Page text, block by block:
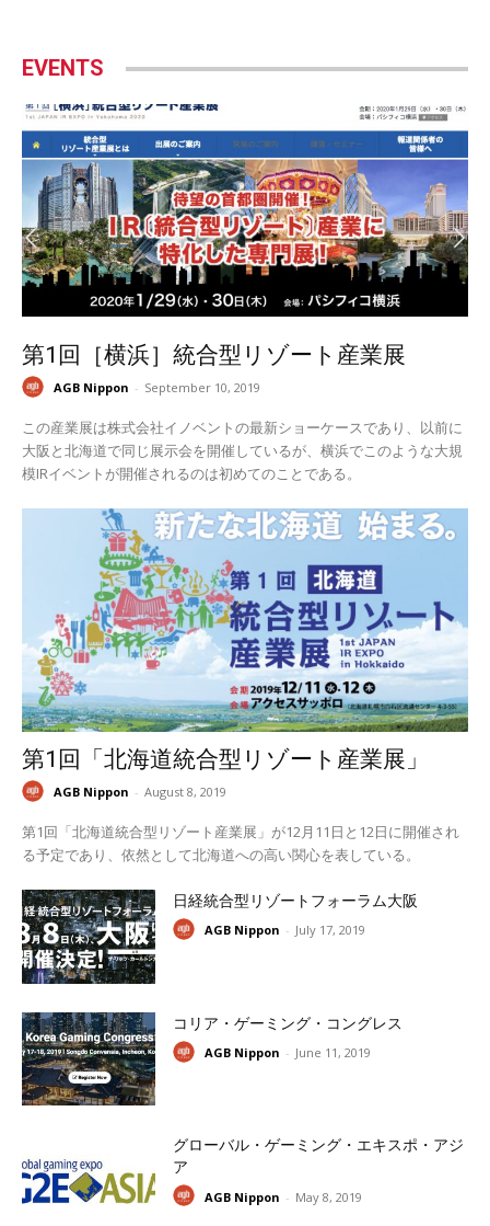
EVENTS
第1回［横浜］統合型リゾート産業展
AGB Nippon - September 10, 2019
この産業展は株式会社イノベントの最新ショーケースであり、以前に
大阪と北海道で同じ展示会を開催しているが、横浜でこのような大規
模IRイベントが開催されるのは初めてのことである。
第1回「北海道統合型リゾート産業展」
AGB Nippon - August 8, 2019
第1回「北海道統合型リゾート産業展」が12月11日と12日に開催され
る予定であり、依然として北海道への高い関心を表している。
日経統合型リゾートフォーラム大阪
AGB Nippon - July 17, 2019
コリア・ゲーミング・コングレス
AGB Nippon - June 11, 2019
グローバル・ゲーミング・エキスポ・アジ
ア
AGB Nippon - May 8, 2019